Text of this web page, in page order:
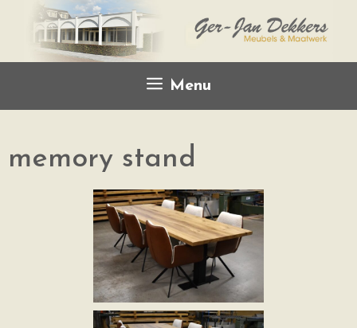
Menu
memory stand